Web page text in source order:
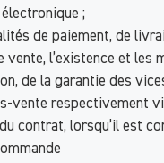
;
de paiement, de
vente, l’existence et
de la garantie des
vente respectivement
contrat, lorsqu’il est